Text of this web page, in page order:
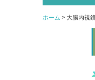
ホーム 大腸内視